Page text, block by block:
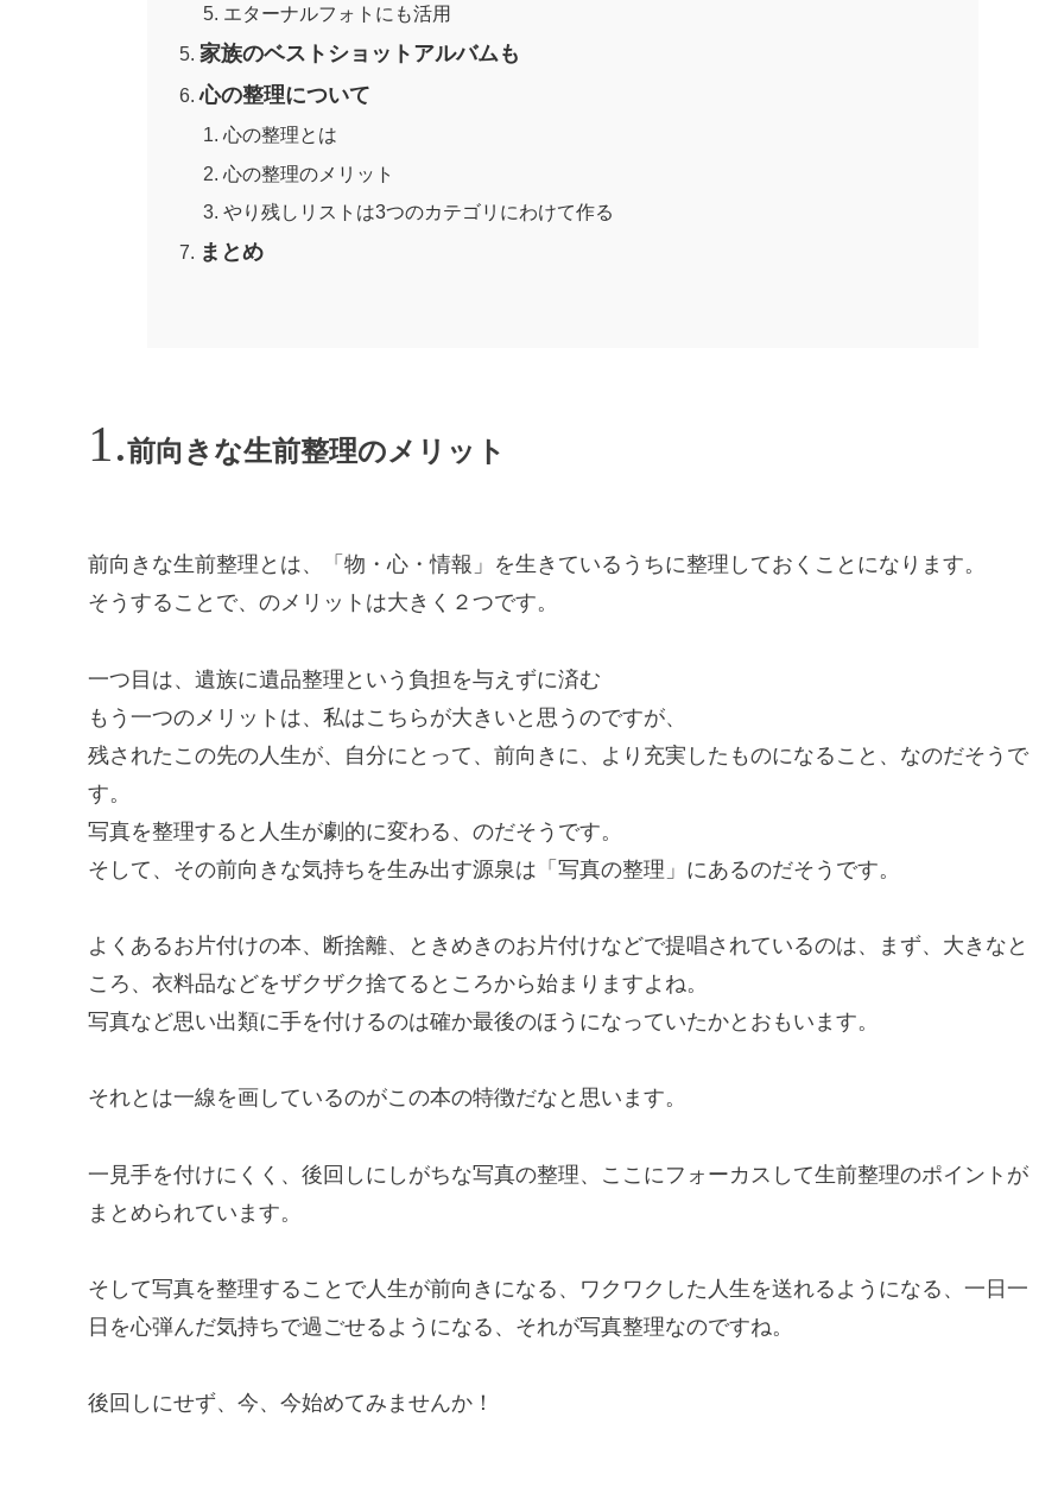
エターナルフォトにも活用
家族のベストショットアルバムも
心の整理について
心の整理とは
心の整理のメリット
やり残しリストは3つのカテゴリにわけて作る
まとめ
前向きな生前整理のメリット
前向きな生前整理とは、「物・心・情報」を生きているうちに整理しておくことになります。
そうすることで、のメリットは大きく２つです。
一つ目は、遺族に遺品整理という負担を与えずに済む
もう一つのメリットは、私はこちらが大きいと思うのですが、
残されたこの先の人生が、自分にとって、前向きに、より充実したものになること、なのだそうで
す。
写真を整理すると人生が劇的に変わる、のだそうです。
そして、その前向きな気持ちを生み出す源泉は「写真の整理」にあるのだそうです。
よくあるお片付けの本、断捨離、ときめきのお片付けなどで提唱されているのは、まず、大きなと
ころ、衣料品などをザクザク捨てるところから始まりますよね。
写真など思い出類に手を付けるのは確か最後のほうになっていたかとおもいます。
それとは一線を画しているのがこの本の特徴だなと思います。
一見手を付けにくく、後回しにしがちな写真の整理、ここにフォーカスして生前整理のポイントが
まとめられています。
そして写真を整理することで人生が前向きになる、ワクワクした人生を送れるようになる、一日一
日を心弾んだ気持ちで過ごせるようになる、それが写真整理なのですね。
後回しにせず、今、今始めてみませんか！